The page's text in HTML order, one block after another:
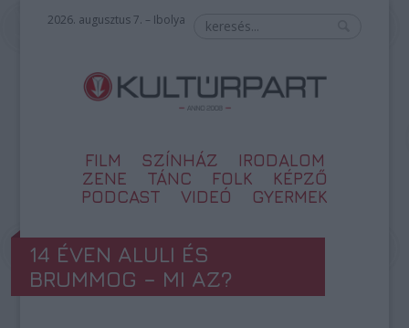
2026. augusztus 7. – Ibolya
FILM SZÍNHÁZ
IRODALOM
ZENE
TÁNC FOLK
KÉPZŐ
PODCAST
VIDEÓ GYERMEK
14 ÉVEN ALULI ÉS
BRUMMOG – MI AZ?